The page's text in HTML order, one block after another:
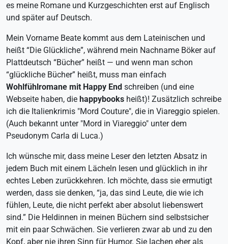
es meine Romane und Kurzgeschichten erst auf Englisch
und später auf Deutsch.
Mein Vorname Beate kommt aus dem Lateinischen und
heißt “Die Glückliche”, während mein Nachname Böker auf
Plattdeutsch “Bücher” heißt — und wenn man schon
“glückliche Bücher” heißt, muss man einfach
Wohlfühlromane mit Happy End schreiben (und eine
Webseite haben, die happybooks heißt)! Zusätzlich schreibe
ich die Italienkrimis "Mord Couture", die in Viareggio spielen.
(Auch bekannt unter "Mord in Viareggio" unter dem
Pseudonym Carla di Luca.)
Ich wünsche mir, dass meine Leser den letzten Absatz in
jedem Buch mit einem Lächeln lesen und glücklich in ihr
echtes Leben zurückkehren. Ich möchte, dass sie ermutigt
werden, dass sie denken, “ja, das sind Leute, die wie ich
fühlen, Leute, die nicht perfekt aber absolut liebenswert
sind.” Die Heldinnen in meinen Büchern sind selbstsicher
mit ein paar Schwächen. Sie verlieren zwar ab und zu den
Kopf, aber nie ihren Sinn für Humor. Sie lachen eher als